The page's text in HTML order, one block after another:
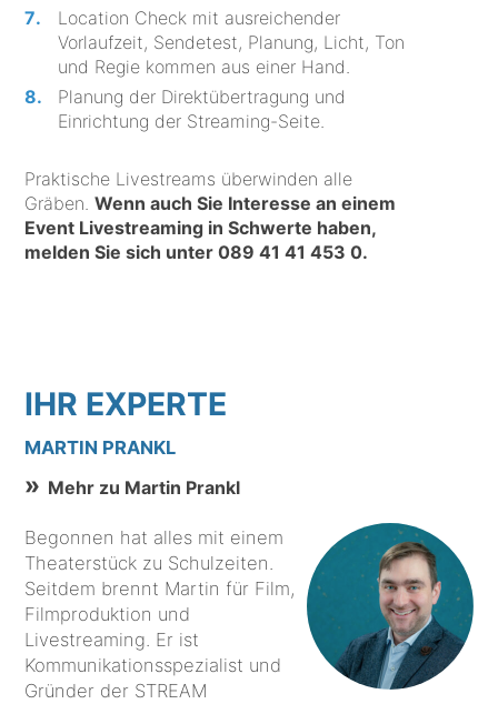
Location Check mit ausreichender
Vorlaufzeit, Sendetest, Planung, Licht, Ton
und Regie kommen aus einer Hand.
Planung der Direktübertragung und
Einrichtung der Streaming-Seite.
Praktische Livestreams überwinden alle
Gräben.Wenn auch Sie Interesse an einem
Event Livestreaming in Schwerte haben,
melden Sie sich unter089 41 41 453 0.
IHR EXPERTE
MARTIN PRANKL
Mehr zu Martin Prankl
Begonnen hat alles mit einem
Theaterstück zu Schulzeiten.
Seitdem brennt Martin für Film,
Filmproduktion und
Livestreaming. Er ist
Kommunikationsspezialist und
Gründer der STREAM